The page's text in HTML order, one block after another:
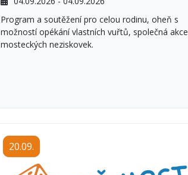
Program a soutěžení pro celou rodinu, oheň s
možností opékání vlastních vuřtů, společná akce
mosteckých neziskovek.
20.09.